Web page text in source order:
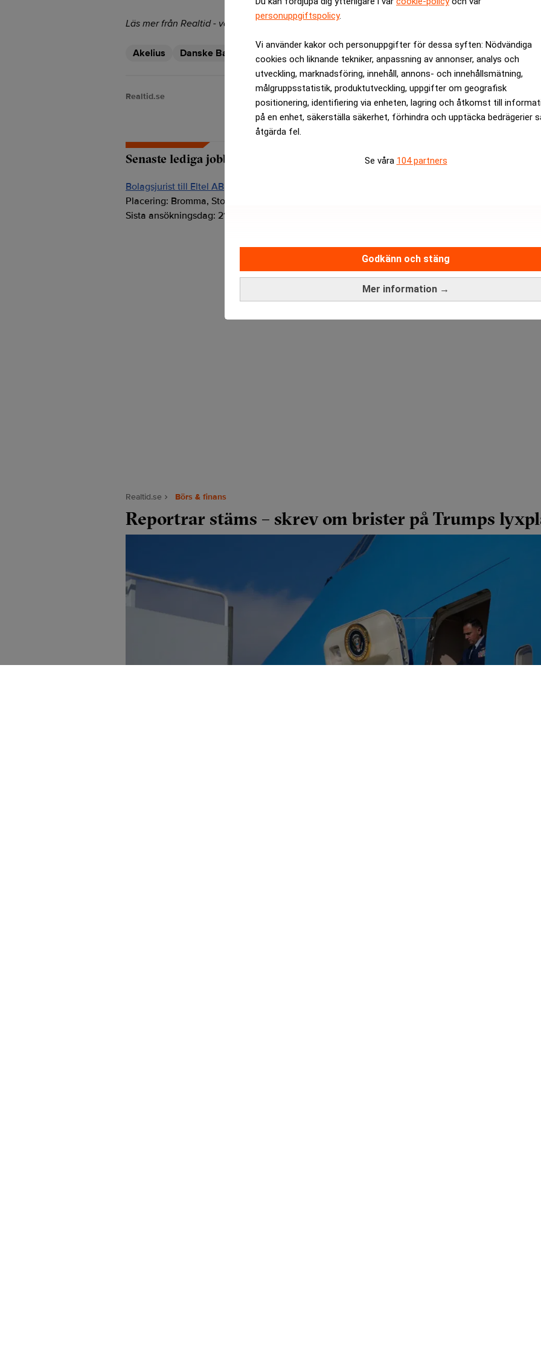
personuppgiftspolicy.
Vi använder kakor och personuppgifter för dessa syften: Nödvändiga
cookies och liknande tekniker, anpassning av annonser, analys och
utveckling, marknadsföring, innehåll, annons- och innehållsmätning,
målgruppsstatistik, produktutveckling, uppgifter om geografisk
positionering, identifiering via enheten, lagring och åtkomst till
på en enhet, säkerställa säkerhet, förhindra och upptäcka bedrägerier
åtgärda fel.
Se våra 104 partners
Mer information →
Godkänn och stäng
Läs mer från Realtid - vårt nyhetsbrev är kostnadsfritt:
Akelius Danske Bank Heimstaden
Realtid.se
Senaste lediga jobben
Bolagsjurist till Eltel AB
Placering: Bromma, Stockholm
Sista ansökningsdag: 21/08/2026
Realtid.se Börs & finans
Reportrar stäms – skrev om brister på Trumps